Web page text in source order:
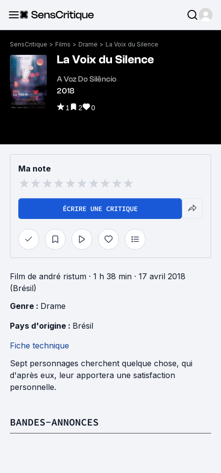
SensCritique > Films > Drame > La Voix du Silence
La Voix du Silence
A Voz Do Silêncio
2018
1 2 0
Ma note
ÉCRIRE UNE CRITIQUE
Film de andré ristum · 1 h 38 min · 17 avril 2018
(Brésil)
Genre : Drame
Pays d'origine : Brésil
Fiche technique
Sept personnages cherchent quelque chose, qui
d'après eux, leur apportera une satisfaction
personnelle.
BANDES-ANNONCES